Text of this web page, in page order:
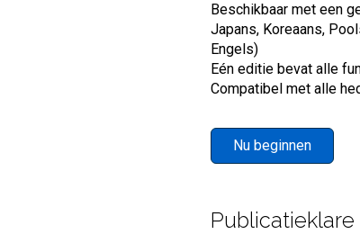
Beschikbaar met een
Japans, Koreaans,
Engels)
Eén editie bevat alle
Compatibel met alle
Nu beginnen